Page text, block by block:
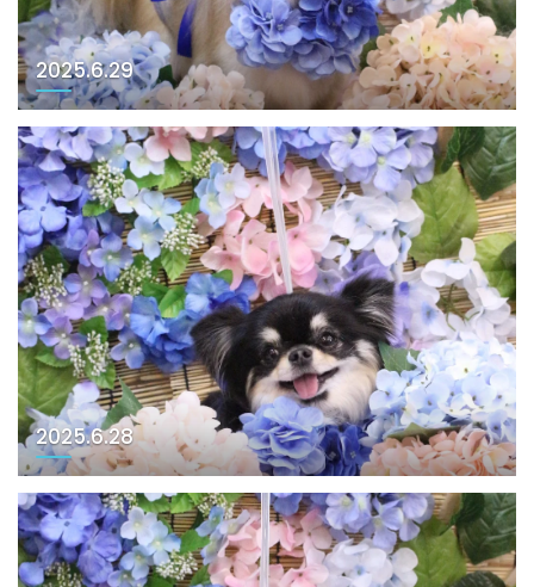
2025.6.29
2025.6.28